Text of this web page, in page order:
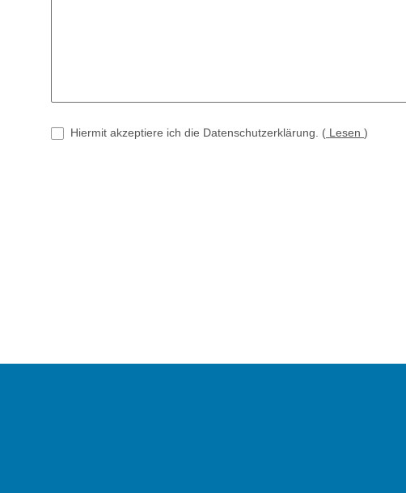
Hiermit akzeptiere ich die Datenschutzerklärung. ( Lesen )